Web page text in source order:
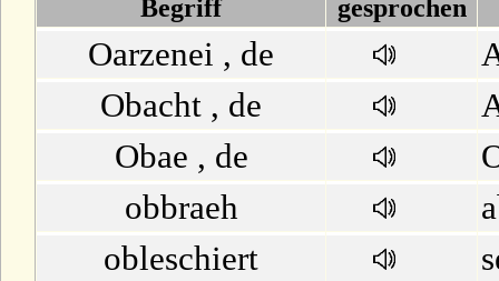
E
F
G
H
Begriff gesprochen
Oarzenei , de
Obacht , de
Obae , de
obbraeh
obleschiert